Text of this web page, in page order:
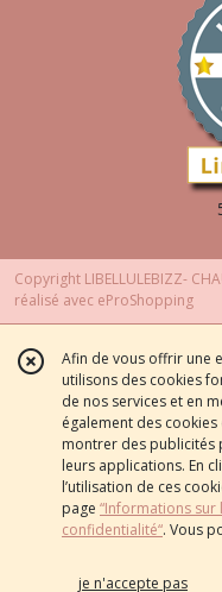
Copyright LIBELLULEBIZZ-
réalisé avec eProShopping
Afin de vous offrir une
utilisons des cookies
de nos services et en
également des
montrer des publicités
leurs applications. En
l’utilisation de ces
page “Informations sur
confidentialité“. Vous
je n'accepte pas